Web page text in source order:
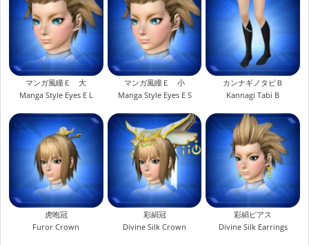
マンガ風瞳Ｅ 大
Manga Style Eyes E L
マンガ風瞳Ｅ 小
Manga Style Eyes E S
カンナギノタビＢ
Kannagi Tabi B
虎咆冠
Furor Crown
彩絹冠
Divine Silk Crown
彩絹ピアス
Divine Silk Earrings